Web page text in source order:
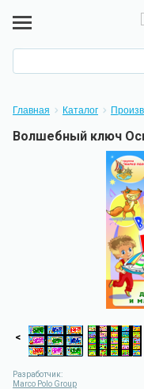
Главная Каталог
Волшебный ключ
<
Разработчик:
Marco Polo Group